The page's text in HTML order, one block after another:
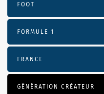
FOOT
FORMULE 1
FRANCE
GÉNÉRATION CRÉATEUR